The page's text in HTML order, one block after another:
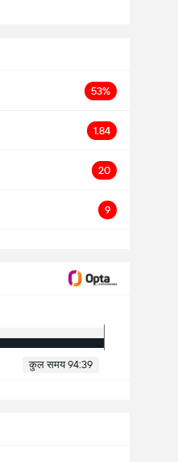
53%
1.84
20
9
कुल समय 94:39